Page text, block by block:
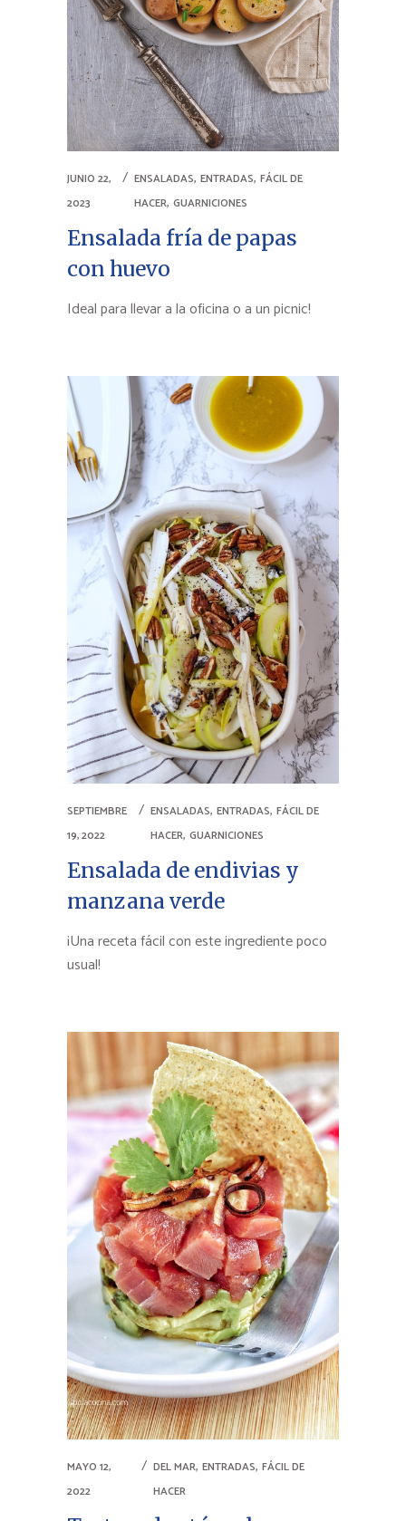
JUNIO 22,
2023
ENSALADAS,ENTRADAS,FÁCIL DE
HACER,GUARNICIONES
Ensalada fría de papas
con huevo
Ideal para llevar a la oficina o a un picnic!
SEPTIEMBRE
19, 2022
ENSALADAS,ENTRADAS,FÁCIL DE
HACER,GUARNICIONES
Ensalada de endivias y
manzana verde
¡Una receta fácil con este ingrediente poco
usual!
MAYO 12,
2022
DEL MAR,ENTRADAS,FÁCIL DE
HACER